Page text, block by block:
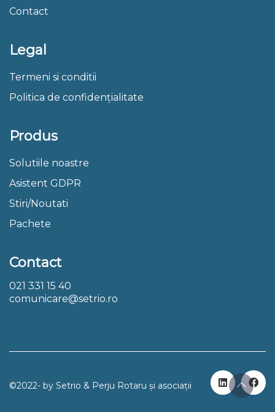
Contact
Legal
Termeni si conditii
Politica de confidențialitate
Produs
Solutiile noastre
Asistent GDPR
Stiri/Noutati
Pachete
Contact
021 331 15 40
comunicare@setrio.ro
©2022- by Setrio & Perju Rotaru și asociații